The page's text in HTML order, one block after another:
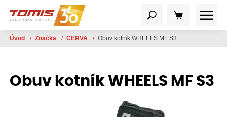
Úvod / Značka / CERVA / Obuv kotník WHEELS MF S3
Obuv kotník WHEELS MF S3